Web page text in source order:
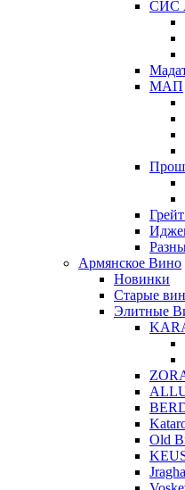
СИС
МАП
Армянское Вино
Новинки
Старые
Элитные
Old